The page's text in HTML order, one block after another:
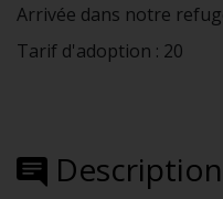
Arrivée dans notre
Tarif d'adoption : 20
Description